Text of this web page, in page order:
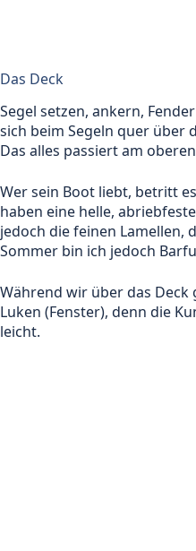
Das Deck
Segel setzen, ankern,
sich beim Segeln quer über
Das alles passiert am
Wer sein Boot liebt, betritt
haben eine helle,
jedoch die feinen Lamellen,
Sommer bin ich jedoch
Während wir über das
Luken (Fenster), denn die
leicht.